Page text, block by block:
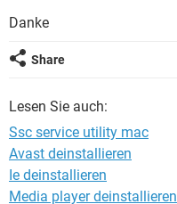
Danke
Share
Lesen Sie auch:
Ssc service utility mac
Avast deinstallieren
Ie deinstallieren
Media player deinstallieren